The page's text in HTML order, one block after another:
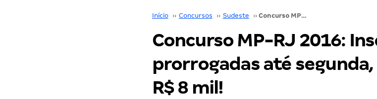
Início ›› Concursos ›› Sudeste ›› Concurso MP-RJ 2016: Inscrições prorrogadas até segunda, 4. Inicial de até R$ 8 mil!
Concurso MP-RJ 2016:
prorrogadas até segunda,
R$ 8 mil!